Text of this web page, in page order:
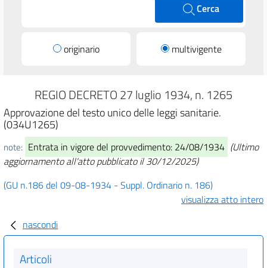
Cerca
originario multivigente
REGIO DECRETO 27 luglio 1934, n. 1265
Approvazione del testo unico delle leggi sanitarie.
(034U1265)
note: Entrata in vigore del provvedimento: 24/08/1934 (Ultimo
aggiornamento all'atto pubblicato il 30/12/2025)
(GU n.186 del 09-08-1934 - Suppl. Ordinario n. 186)
visualizza atto intero
nascondi
Articoli